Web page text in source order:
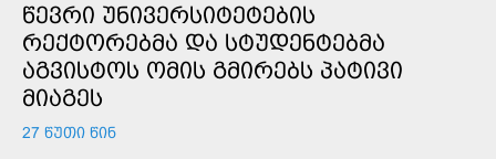
ᲬᲔᲕᲠᲘ ᲣᲜᲘᲕᲔᲠᲡᲘᲢᲔᲢᲔᲑᲘᲡ
ᲠᲔᲥᲢᲝᲠᲔᲑᲛᲐ ᲓᲐ ᲡᲢᲣᲓᲔᲜᲢᲔᲑᲛᲐ
ᲐᲒᲕᲘᲡᲢᲝᲡ ᲝᲛᲘᲡ ᲒᲛᲘᲠᲔᲑᲡ ᲞᲐᲢᲘᲕᲘ
ᲛᲘᲐᲒᲔᲡ
27 ᲬᲣᲗᲘ ᲬᲘᲜ